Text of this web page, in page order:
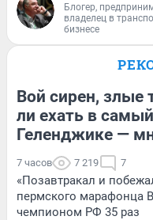
Блогер,
владелец в
бизнесе
Вой сирен, злые
ли ехать в
Геленджике —
7 часов 7 219 7
«Позавтракал и
пермского марафонца
чемпионом РФ 35 раз